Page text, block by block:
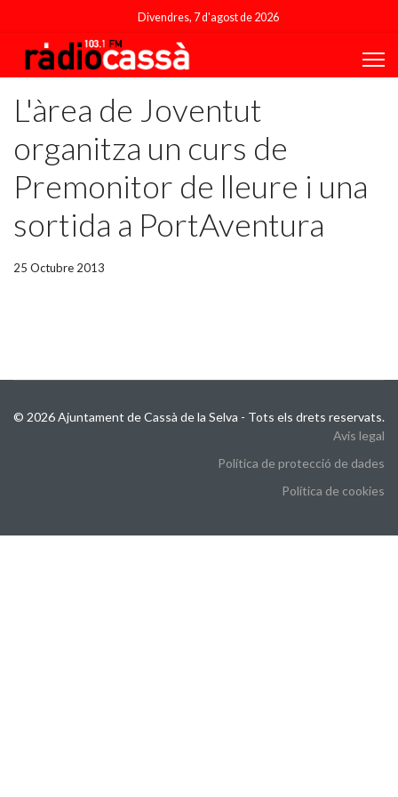
Divendres, 7 d'agost de 2026
L'àrea de Joventut
organitza un curs de
Premonitor de lleure i una
sortida a PortAventura
25 Octubre 2013
© 2026 Ajuntament de Cassà de la Selva - Tots els drets reservats.
Avis legal
Política de protecció de dades
Política de cookies